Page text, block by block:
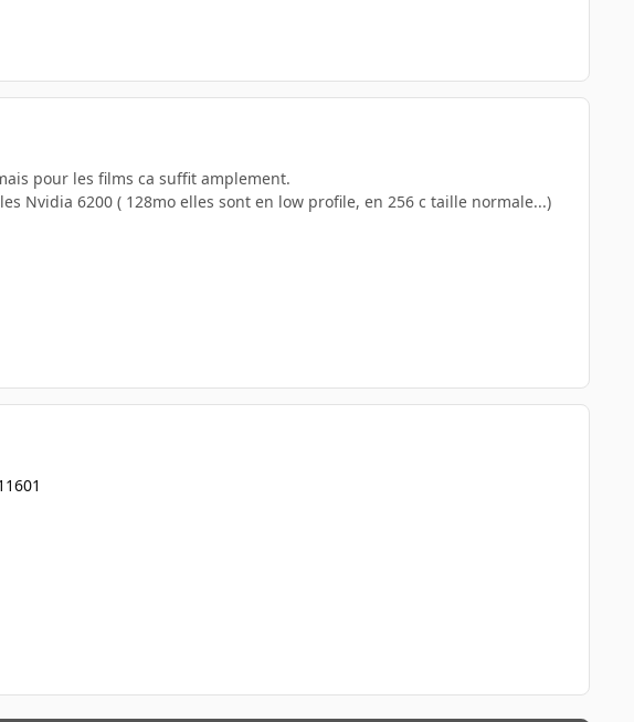
pour les films ca suffit amplement.
Nvidia 6200 ( 128mo elles sont en low profile, en 256 c taille normale...)